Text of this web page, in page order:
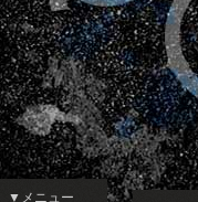
▼メニュー